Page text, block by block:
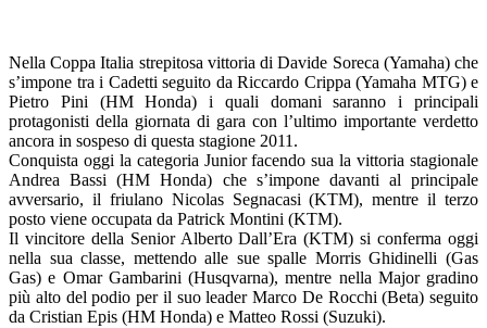
Nella Coppa Italia strepitosa vittoria di Davide Soreca (Yamaha) che
s’impone tra i Cadetti seguito da Riccardo Crippa (Yamaha MTG) e
Pietro Pini (HM Honda) i quali domani saranno i principali
protagonisti della giornata di gara con l’ultimo importante verdetto
ancora in sospeso di questa stagione 2011.
Conquista oggi la categoria Junior facendo sua la vittoria stagionale
Andrea Bassi (HM Honda) che s’impone davanti al principale
avversario, il friulano Nicolas Segnacasi (KTM), mentre il terzo
posto viene occupata da Patrick Montini (KTM).
Il vincitore della Senior Alberto Dall’Era (KTM) si conferma oggi
nella sua classe, mettendo alle sue spalle Morris Ghidinelli (Gas
Gas) e Omar Gambarini (Husqvarna), mentre nella Major gradino
più alto del podio per il suo leader Marco De Rocchi (Beta) seguito
da Cristian Epis (HM Honda) e Matteo Rossi (Suzuki).